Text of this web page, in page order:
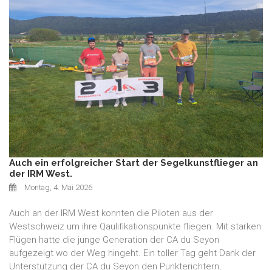
Auch ein erfolgreicher Start der Segelkunstflieger an
der IRM West.
Montag, 4. Mai 2026
Auch an der IRM West konnten die Piloten aus der
Westschweiz um ihre Qaulifikationspunkte fliegen. Mit starken
Flügen hatte die junge Generation der CA du Seyon
aufgezeigt wo der Weg hingeht. Ein toller Tag geht Dank der
Unterstützung der CA du Seyon den Punkterichtern,